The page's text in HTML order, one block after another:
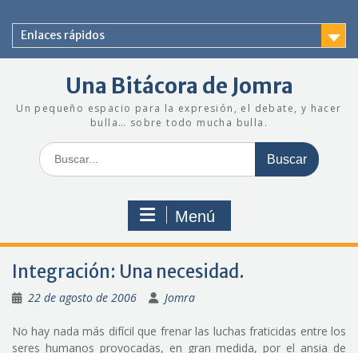
contenido
Enlaces rápidos
Una Bitácora de Jomra
Un pequeño espacio para la expresión, el debate, y hacer
bulla… sobre todo mucha bulla.
Buscar:
Menú
Integración: Una necesidad.
22 de agosto de 2006 Jomra
No hay nada más difícil que frenar las luchas fraticidas entre los
seres humanos provocadas, en gran medida, por el ansia de